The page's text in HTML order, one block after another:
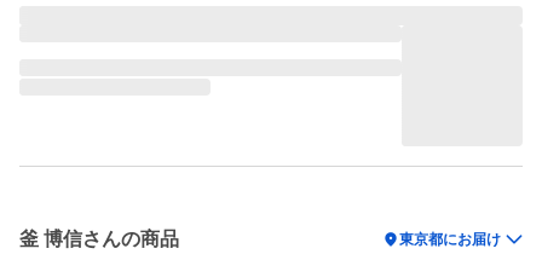
釜 博信さんの商品 location_on東京都にお届け